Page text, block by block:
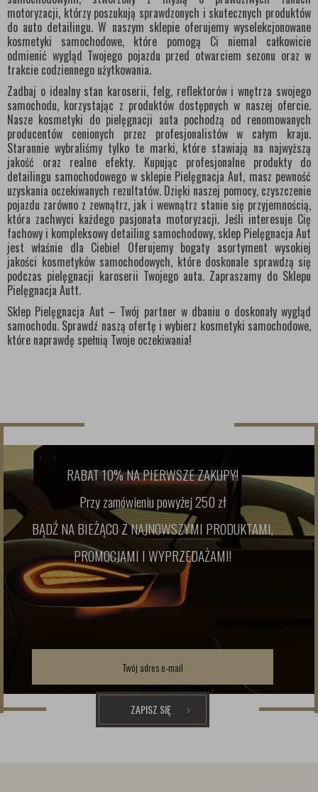
motoryzacji, którzy poszukują sprawdzonych i skutecznych produktów
do auto detailingu. W naszym sklepie oferujemy wyselekcjonowane
kosmetyki samochodowe, które pomogą Ci niemal całkowicie
odmienić wygląd Twojego pojazdu przed otwarciem sezonu oraz w
trakcie codziennego użytkowania.
Zadbaj o idealny stan karoserii, felg, reflektorów i wnętrza swojego
samochodu, korzystając z produktów dostępnych w naszej ofercie.
Nasze kosmetyki do pielęgnacji auta pochodzą od renomowanych
producentów cenionych przez profesjonalistów w całym kraju.
Starannie wybraliśmy tylko te marki, które stawiają na najwyższą
jakość oraz realne efekty. Kupując profesjonalne produkty do
detailingu samochodowego w sklepie Pielęgnacja Aut, masz pewność
uzyskania oczekiwanych rezultatów. Dzięki naszej pomocy, czyszczenie
pojazdu zarówno z zewnątrz, jak i wewnątrz stanie się przyjemnością,
która zachwyci każdego pasjonata motoryzacji. Jeśli interesuje Cię
fachowy i kompleksowy detailing samochodowy, sklep Pielęgnacja Aut
jest właśnie dla Ciebie! Oferujemy bogaty asortyment wysokiej
jakości kosmetyków samochodowych, które doskonale sprawdzą się
podczas pielęgnacji karoserii Twojego auta. Zapraszamy do Sklepu
Pielęgnacja Autt.
Sklep Pielęgnacja Aut – Twój partner w dbaniu o doskonały wygląd
samochodu. Sprawdź naszą ofertę i wybierz kosmetyki samochodowe,
które naprawdę spełnią Twoje oczekiwania!
RABAT 10% NA PIERWSZE ZAKUPY!
Przy zamówieniu powyżej 250 zł
BĄDŹ NA BIEŻĄCO Z NAJNOWSZYMI PRODUKTAMI,
PROMOCJAMI I WYPRZEDAŻAMI!
ZAPISZ SIĘ